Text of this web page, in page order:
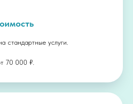
стандартные услуги.
70 000 ₽.